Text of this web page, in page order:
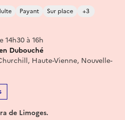
Payant Sur place +3
14h30 à 16h
Dubouché
Haute-Vienne, Nouvelle-
de Limoges.